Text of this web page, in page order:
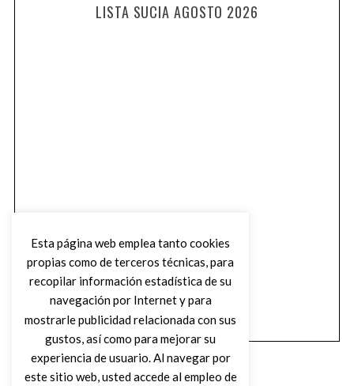
LISTA SUCIA AGOSTO 2026
Esta página web emplea tanto cookies
propias como de terceros técnicas, para
recopilar información estadística de su
navegación por Internet y para
mostrarle publicidad relacionada con sus
gustos, así como para mejorar su
experiencia de usuario. Al navegar por
este sitio web, usted accede al empleo de